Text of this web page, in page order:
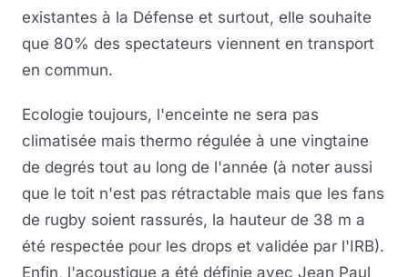
existantes à la Défense et surtout, elle souhaite
que 80% des spectateurs viennent en transport
en commun.
Ecologie toujours, l'enceinte ne sera pas
climatisée mais thermo régulée à une vingtaine
de degrés tout au long de l'année (à noter aussi
que le toit n'est pas rétractable mais que les fans
de rugby soient rassurés, la hauteur de 38 m a
été respectée pour les drops et validée par l'IRB).
Enfin, l'acoustique a été définie avec Jean Paul